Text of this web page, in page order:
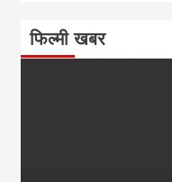
फिल्मी खबर